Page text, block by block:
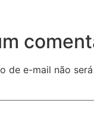
de e-mail não